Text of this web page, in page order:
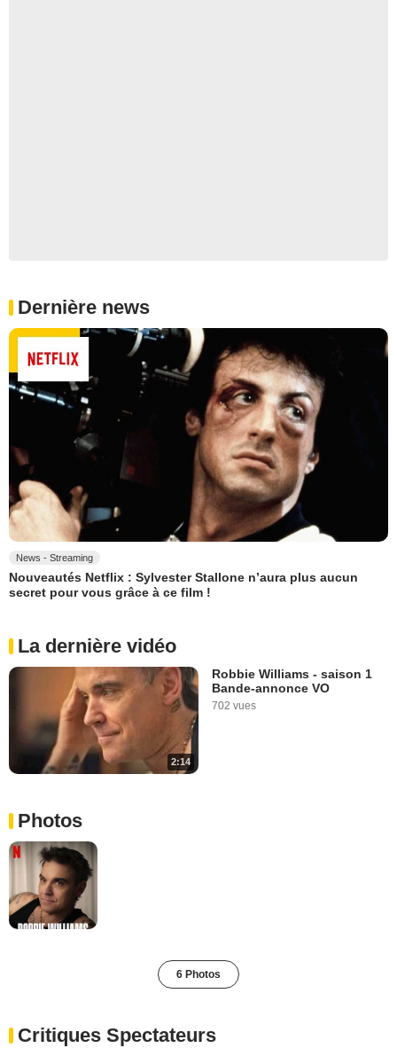
Dernière news
News - Streaming
Nouveautés Netflix : Sylvester Stallone n’aura plus aucun
secret pour vous grâce à ce film !
La dernière vidéo
2:14
Robbie Williams - saison 1
Bande-annonce VO
702 vues
Photos
6 Photos
Critiques Spectateurs